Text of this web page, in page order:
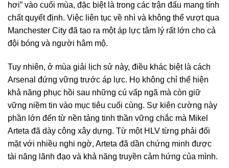
hơi” vào cuối mùa, đặc biệt là trong các trận đấu mang tính
chất quyết định. Việc liên tục về nhì và không thể vượt qua
Manchester City đã tạo ra một áp lực tâm lý rất lớn cho cả
đội bóng và người hâm mộ.
Tuy nhiên, ở mùa giải lịch sử này, điều khác biệt là cách
Arsenal đứng vững trước áp lực. Họ không chỉ thể hiện
khả năng phục hồi sau những cú vấp ngã mà còn giữ
vững niềm tin vào mục tiêu cuối cùng. Sự kiên cường này
phần lớn đến từ nền tảng tinh thần vững chắc mà Mikel
Arteta đã dày công xây dựng. Từ một HLV từng phải đối
mặt với nhiều nghi ngờ, Arteta đã dần chứng minh được
tài năng lãnh đạo và khả năng truyền cảm hứng của mình.